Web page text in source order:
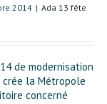
2014 | Ada 13 fête
de modernisation
la Métropole
concerné